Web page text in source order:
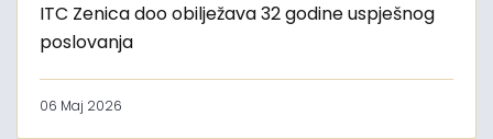
ITC Zenica doo obilježava 32 godine uspješnog
poslovanja
06 Maj 2026